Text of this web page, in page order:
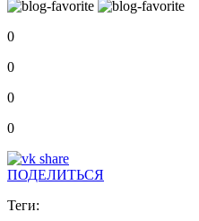
0
0
0
0
ПОДЕЛИТЬСЯ
Теги: